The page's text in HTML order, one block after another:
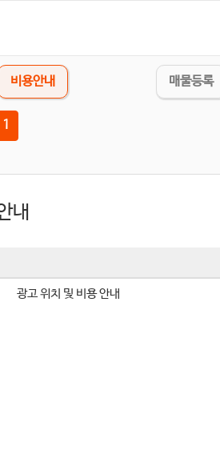
비용안내 매물등록
내
광고 위치 및 비용 안내